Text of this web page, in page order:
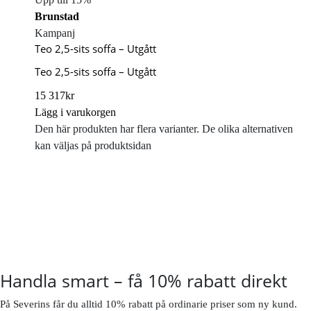
Brunstad
Kampanj
Teo 2,5-sits soffa – Utgått
Teo 2,5-sits soffa – Utgått
15 317kr
Lägg i varukorgen
Den här produkten har flera varianter. De olika alternativen
kan väljas på produktsidan
Handla smart – få 10% rabatt direkt
På Severins får du alltid 10% rabatt på ordinarie priser som ny kund.